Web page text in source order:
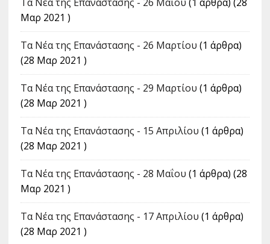
Μαρ 2021 )
Τα Νέα της Επανάστασης - 26 Μαρτίου (1 άρθρα)
(28 Μαρ 2021 )
Τα Νέα της Επανάστασης - 29 Μαρτίου (1 άρθρα)
(28 Μαρ 2021 )
Τα Νέα της Επανάστασης - 15 Απριλίου (1 άρθρα)
(28 Μαρ 2021 )
Τα Νέα της Επανάστασης - 28 Μαΐου (1 άρθρα) (28
Μαρ 2021 )
Τα Νέα της Επανάστασης - 17 Απριλίου (1 άρθρα)
(28 Μαρ 2021 )